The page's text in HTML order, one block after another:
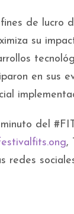
de lucro
su
en sus
del
ong,
redes